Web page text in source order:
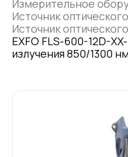
Измерительное
Источник
Источник
EXFO FLS-600-12D-
излучения 850/1300